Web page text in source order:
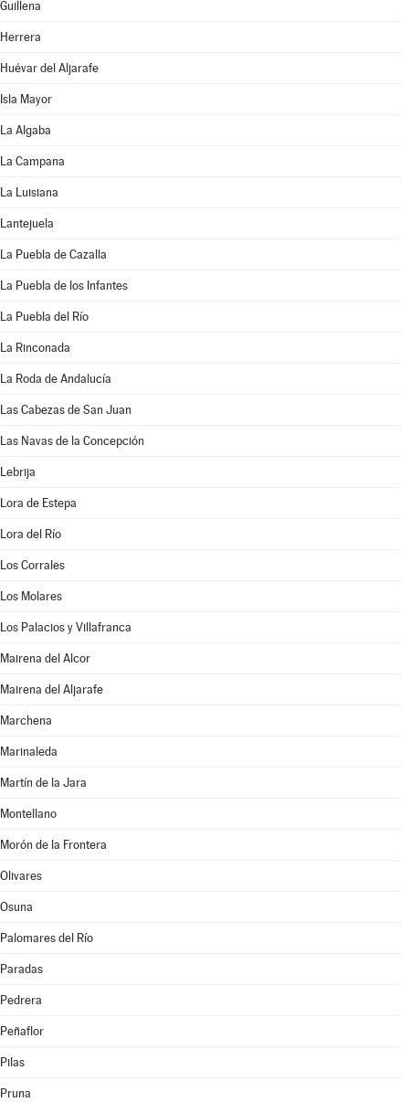
Guillena
Herrera
Huévar del Aljarafe
Isla Mayor
La Algaba
La Campana
La Luisiana
Lantejuela
La Puebla de Cazalla
La Puebla de los Infantes
La Puebla del Río
La Rinconada
La Roda de Andalucía
Las Cabezas de San Juan
Las Navas de la Concepción
Lebrija
Lora de Estepa
Lora del Río
Los Corrales
Los Molares
Los Palacios y Villafranca
Mairena del Alcor
Mairena del Aljarafe
Marchena
Marinaleda
Martín de la Jara
Montellano
Morón de la Frontera
Olivares
Osuna
Palomares del Río
Paradas
Pedrera
Peñaflor
Pilas
Pruna